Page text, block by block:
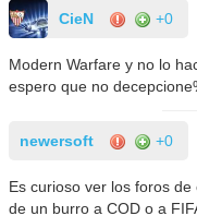
CieN +0
Modern Warfare y no lo
espero que no
newersoft +0
Es curioso ver los foros
de un burro a COD o a